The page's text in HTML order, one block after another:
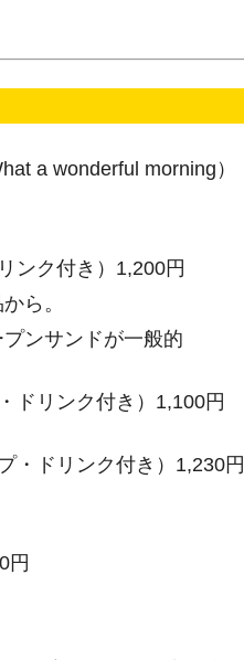
a wonderful morning）
ンク付き）1,200円
ら。
ンサンドが一般的
ドリンク付き）1,100円
・ドリンク付き）1,230円
円